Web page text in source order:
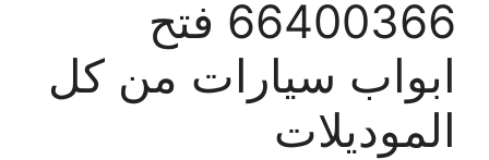
66400366 فتح
ابواب سيارات من كل
الموديلات